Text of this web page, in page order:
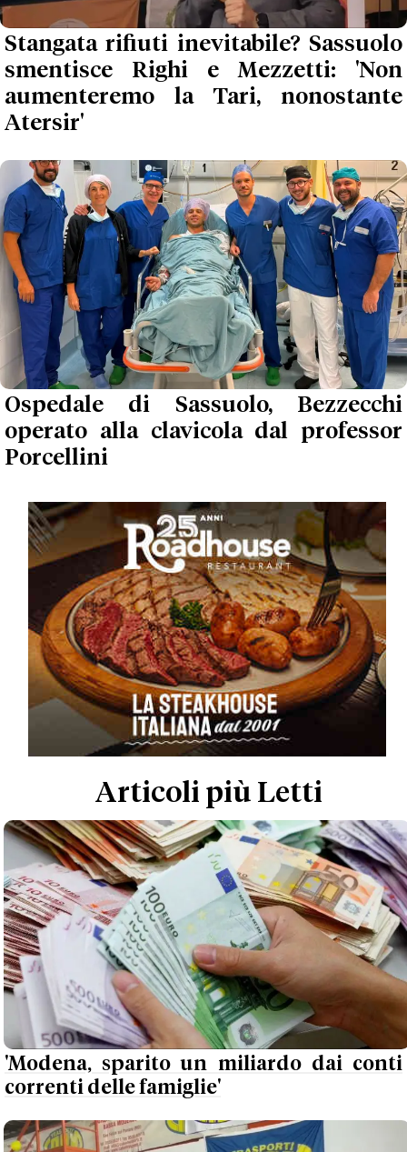
Stangata rifiuti inevitabile? Sassuolo
smentisce Righi e Mezzetti: 'Non
aumenteremo la Tari, nonostante
Atersir'
Ospedale di Sassuolo, Bezzecchi
operato alla clavicola dal professor
Porcellini
Articoli più Letti
'Modena, sparito un miliardo dai conti
correnti delle famiglie'